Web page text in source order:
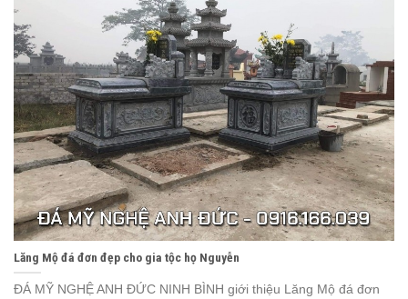
Lăng Mộ đá đơn đẹp cho gia tộc họ Nguyễn
ĐÁ MỸ NGHỆ ANH ĐỨC NINH BÌNH giới thiệu Lăng Mộ đá đơn